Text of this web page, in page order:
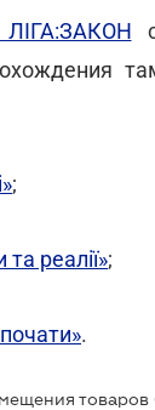
;
реалії»;
.
товаров